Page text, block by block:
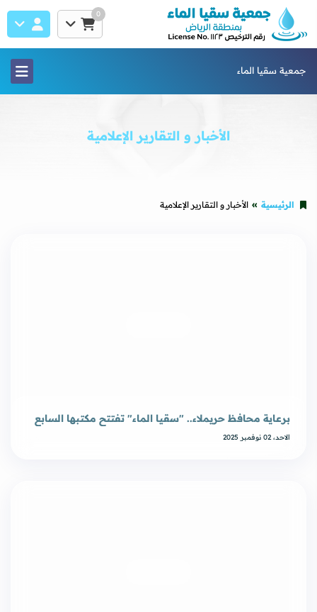
0
جمعية سقيا الماء
الأخبار و التقارير الإعلامية
الرئيسية الأخبار و التقارير الإعلامية
برعاية محافظ حريملاء.. "سقيا الماء" تفتتح مكتبها السابع
الاحد، 02 نوفمبر 2025